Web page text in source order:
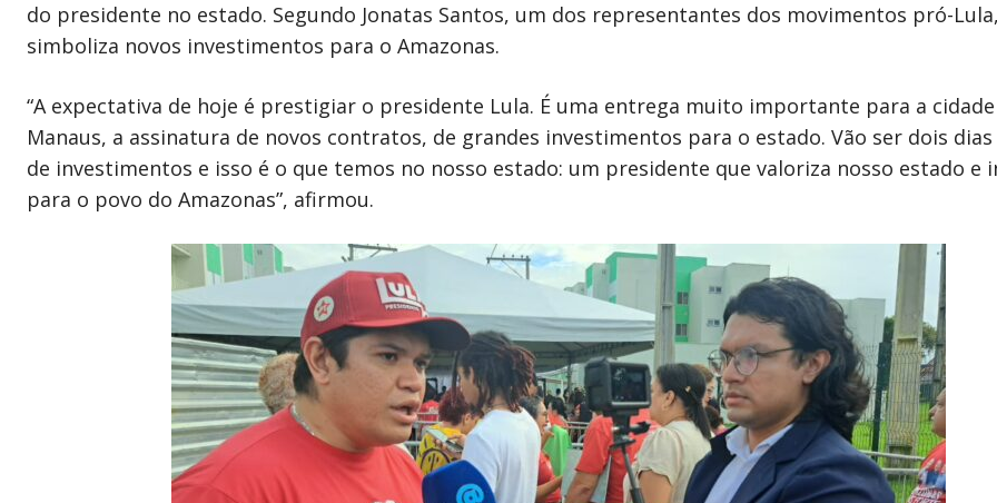
do presidente no estado. Segundo Jonatas Santos, um dos representantes dos movimentos pró-
simboliza novos investimentos para o Amazonas.
“A expectativa de hoje é prestigiar o presidente Lula. É uma entrega muito importante para a
Manaus, a assinatura de novos contratos, de grandes investimentos para o estado. Vão ser dois
de investimentos e isso é o que temos no nosso estado: um presidente que valoriza nosso estado e
para o povo do Amazonas”, afirmou.